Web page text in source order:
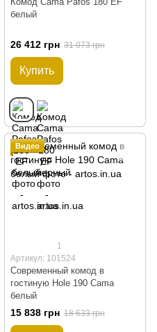
белый
26 412 грн 31 073 грн
Купить
Видео
1
Артикул: 101524
Современный комод в
гостиную Hole 190 Cama
белый
15 838 грн 18 633 грн